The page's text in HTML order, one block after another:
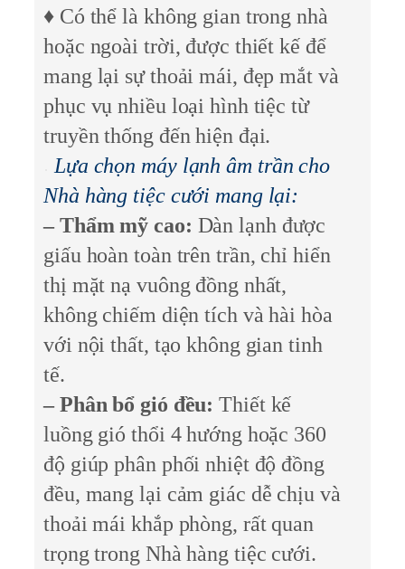
♦ Có thể là không gian trong nhà
hoặc ngoài trời, được thiết kế để
mang lại sự thoải mái, đẹp mắt và
phục vụ nhiều loại hình tiệc từ
truyền thống đến hiện đại.
Lựa chọn máy lạnh âm trần cho
Nhà hàng tiệc cưới mang lại:
– Thẩm mỹ cao: Dàn lạnh được
giấu hoàn toàn trên trần, chỉ hiển
thị mặt nạ vuông đồng nhất,
không chiếm diện tích và hài hòa
với nội thất, tạo không gian tinh
tế.
– Phân bổ gió đều:Thiết kế
luồng gió thổi 4 hướng hoặc 360
độ giúp phân phối nhiệt độ đồng
đều, mang lại cảm giác dễ chịu và
thoải mái khắp phòng, rất quan
trọng trong Nhà hàng tiệc cưới.